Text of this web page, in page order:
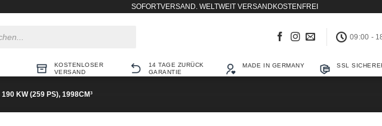
SOFORTVERSAND. WELTWEIT VERSANDKOSTENFREI
09:00 -
KOSTENLOSER
VERSAND
14 TAGE ZURÜCK
GARANTIE
MADE IN GERMANY SSL
190 KW (259 PS), 1998CM³